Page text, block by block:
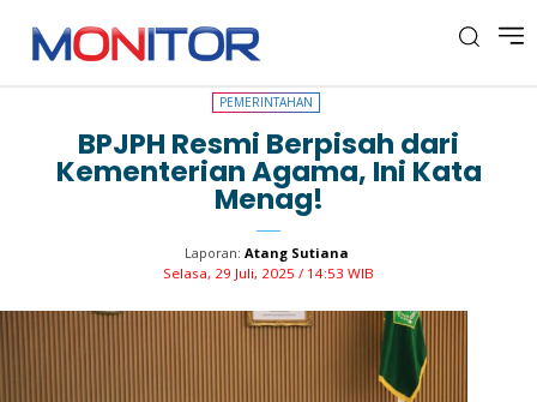
PEMERINTAHAN
PEMERINTAHAN
BPJPH Resmi Berpisah dari
Kementerian Agama, Ini Kata
Menag!
Laporan: Atang Sutiana
Selasa, 29 Juli, 2025 / 14:53 WIB